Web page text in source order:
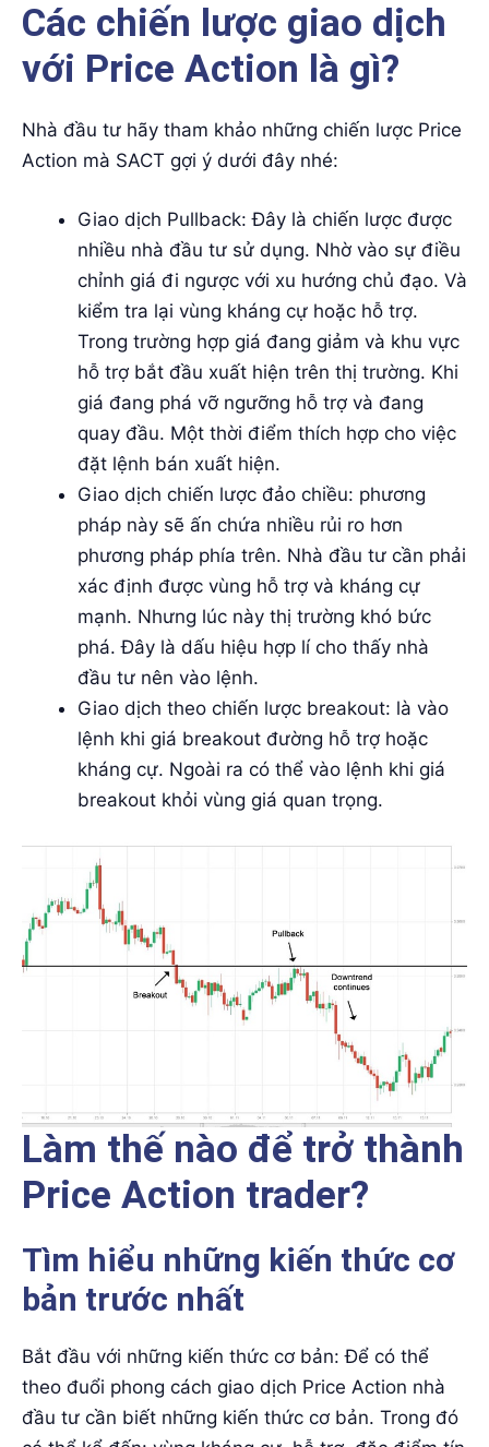
Các chiến lược giao dịch
với Price Action là gì?
Nhà đầu tư hãy tham khảo những chiến lược Price
Action mà SACT gợi ý dưới đây nhé:
Giao dịch Pullback: Đây là chiến lược được
nhiều nhà đầu tư sử dụng. Nhờ vào sự điều
chỉnh giá đi ngược với xu hướng chủ đạo. Và
kiểm tra lại vùng kháng cự hoặc hỗ trợ.
Trong trường hợp giá đang giảm và khu vực
hỗ trợ bắt đầu xuất hiện trên thị trường. Khi
giá đang phá vỡ ngưỡng hỗ trợ và đang
quay đầu. Một thời điểm thích hợp cho việc
đặt lệnh bán xuất hiện.
Giao dịch chiến lược đảo chiều: phương
pháp này sẽ ấn chứa nhiều rủi ro hơn
phương pháp phía trên. Nhà đầu tư cần phải
xác định được vùng hỗ trợ và kháng cự
mạnh. Nhưng lúc này thị trường khó bức
phá. Đây là dấu hiệu hợp lí cho thấy nhà
đầu tư nên vào lệnh.
Giao dịch theo chiến lược breakout: là vào
lệnh khi giá breakout đường hỗ trợ hoặc
kháng cự. Ngoài ra có thể vào lệnh khi giá
breakout khỏi vùng giá quan trọng.
Làm thế nào để trở thành
Price Action trader?
Tìm hiểu những kiến thức cơ
bản trước nhất
Bắt đầu với những kiến thức cơ bản: Để có thể
theo đuổi phong cách giao dịch Price Action nhà
đầu tư cần biết những kiến thức cơ bản. Trong đó